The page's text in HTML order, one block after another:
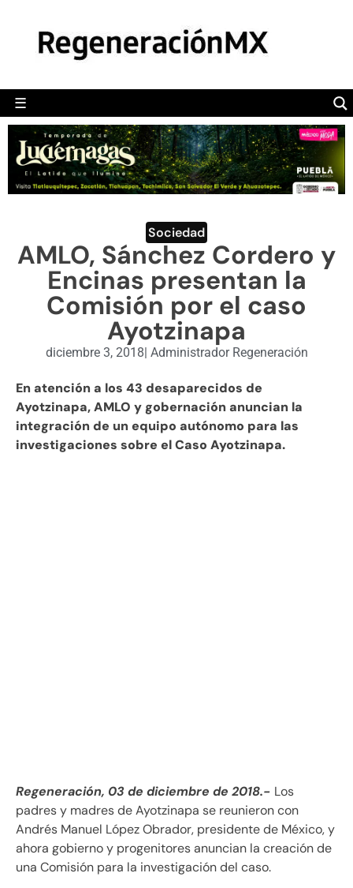
☰
POLÍTICA
CAMALEÓN
OPINIÓN
DEPORTES
ENGLISH SECTION
VIDEOS
Sociedad
AMLO, Sánchez Cordero y
Encinas presentan la
Comisión por el caso
Ayotzinapa
diciembre 3, 2018| Administrador Regeneración
En atención a los 43 desaparecidos de
Ayotzinapa, AMLO y gobernación anuncian la
integración de un equipo autónomo para las
investigaciones sobre el Caso Ayotzinapa.
Regeneración, 03 de diciembre de 2018.- Los
padres y madres de Ayotzinapa se reunieron con
Andrés Manuel López Obrador, presidente de México, y
ahora gobierno y progenitores anuncian la creación de
una Comisión para la investigación del caso.